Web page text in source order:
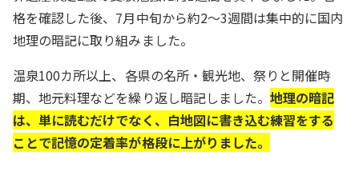
格を確認した後、7月中旬から約2～3週間は集中的に国内
地理の暗記に取り組みました。
温泉100カ所以上、各県の名所・観光地、祭りと開催時
期、地元料理などを繰り返し暗記しました。 地理の暗記
は、単に読むだけでなく、白地図に書き込む練習をする
ことで記憶の定着率が格段に上がりました。